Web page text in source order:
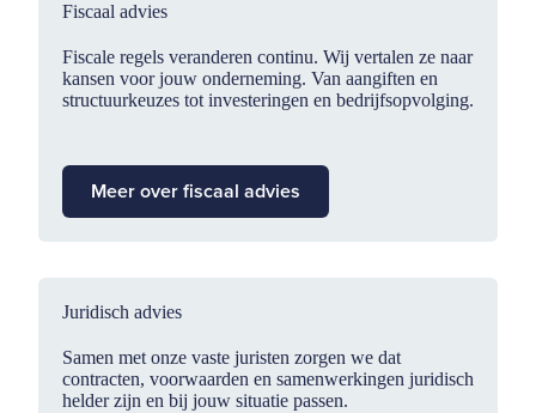
Fiscaal advies
Fiscale regels veranderen continu. Wij vertalen ze naar
kansen voor jouw onderneming. Van aangiften en
structuurkeuzes tot investeringen en bedrijfsopvolging.
Meer over fiscaal advies
Juridisch advies
Samen met onze vaste juristen zorgen we dat
contracten, voorwaarden en samenwerkingen juridisch
helder zijn en bij jouw situatie passen.